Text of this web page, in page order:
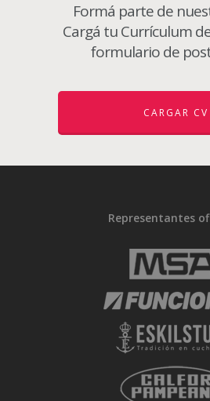
Formá parte de
Cargá tu Currículum
formulario de
CARGAR CV
Representantes